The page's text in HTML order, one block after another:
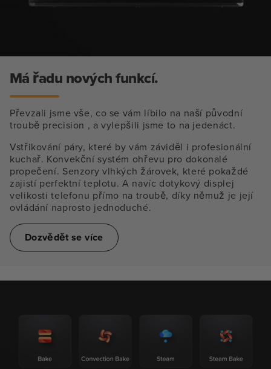
Má řadu nových funkcí.
Převzali jsme vše, co se vám líbilo na naší původní
troubě precision , a vylepšili jsme to na jedenáct.
Vstřikování páry, které by vám záviděl i profesionální
kuchař. Konvekční systém ohřevu pro dokonalé
propečení. Senzory vlhkých žárovek, které pokaždé
zajistí perfektní teplotu. A navíc dotykový displej
velikosti telefonu přímo na troubě, díky němuž je její
ovládání naprosto jednoduché.
Dozvědět se více